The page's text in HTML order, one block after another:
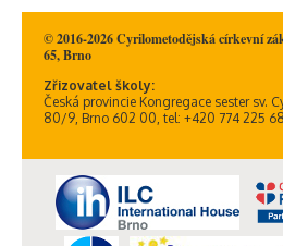
© 2016-2026 Cyrilometodějská církevní
65, Brno
Zřizovatel školy:
Česká provincie Kongregace sester sv.
80/9, Brno 602 00, tel: +420 774 225